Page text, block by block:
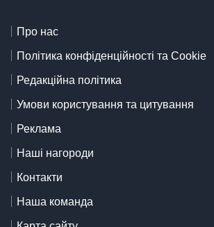
Про нас
Політика конфіденційності та Cookie
Редакційна політика
Умови користування та цитування
Реклама
Наші нагороди
Контакти
Наша команда